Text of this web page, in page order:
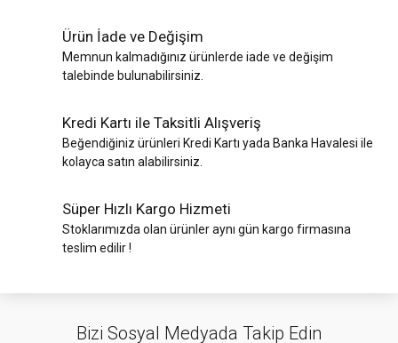
Ürün İade ve Değişim
Memnun kalmadığınız ürünlerde iade ve değişim
talebinde bulunabilirsiniz.
Kredi Kartı ile Taksitli Alışveriş
Beğendiğiniz ürünleri Kredi Kartı yada Banka Havalesi ile
kolayca satın alabilirsiniz.
Süper Hızlı Kargo Hizmeti
Stoklarımızda olan ürünler aynı gün kargo firmasına
teslim edilir !
Bizi Sosyal Medyada Takip Edin